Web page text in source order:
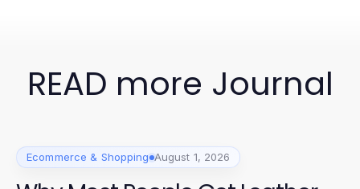
READ more Journal
Ecommerce & Shopping August 1, 2026